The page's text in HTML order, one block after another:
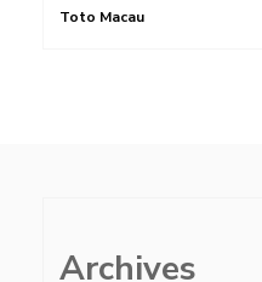
Toto Macau
Archives